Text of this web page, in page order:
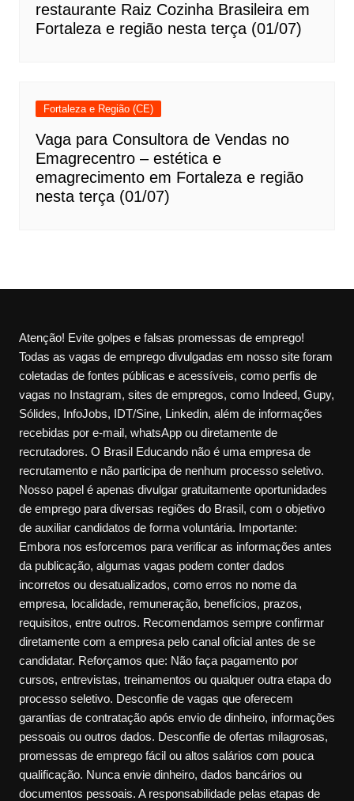
restaurante Raiz Cozinha Brasileira em
Fortaleza e região nesta terça (01/07)
Fortaleza e Região (CE)
Vaga para Consultora de Vendas no
Emagrecentro – estética e
emagrecimento em Fortaleza e região
nesta terça (01/07)
Atenção! Evite golpes e falsas promessas de emprego!
Todas as vagas de emprego divulgadas em nosso site foram
coletadas de fontes públicas e acessíveis, como perfis de
vagas no Instagram, sites de empregos, como Indeed, Gupy,
Sólides, InfoJobs, IDT/Sine, Linkedin, além de informações
recebidas por e-mail, whatsApp ou diretamente de
recrutadores. O Brasil Educando não é uma empresa de
recrutamento e não participa de nenhum processo seletivo.
Nosso papel é apenas divulgar gratuitamente oportunidades
de emprego para diversas regiões do Brasil, com o objetivo
de auxiliar candidatos de forma voluntária. Importante:
Embora nos esforcemos para verificar as informações antes
da publicação, algumas vagas podem conter dados
incorretos ou desatualizados, como erros no nome da
empresa, localidade, remuneração, benefícios, prazos,
requisitos, entre outros. Recomendamos sempre confirmar
diretamente com a empresa pelo canal oficial antes de se
candidatar. Reforçamos que: Não faça pagamento por
cursos, entrevistas, treinamentos ou qualquer outra etapa do
processo seletivo. Desconfie de vagas que oferecem
garantias de contratação após envio de dinheiro, informações
pessoais ou outros dados. Desconfie de ofertas milagrosas,
promessas de emprego fácil ou altos salários com pouca
qualificação. Nunca envie dinheiro, dados bancários ou
documentos pessoais. A responsabilidade pelas etapas de